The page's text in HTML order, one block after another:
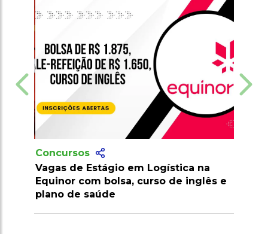
Concursos
Vagas de Estágio em Logística na
Equinor com bolsa, curso de inglês e
plano de saúde